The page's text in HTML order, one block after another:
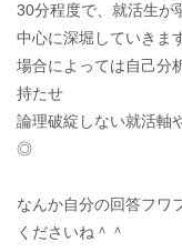
30分程度で、就活生が
中心に深堀していきま
場合によっては自己分
持たせ
論理破綻しない就活軸
◎
なんか自分の回答フワ
くださいね＾＾